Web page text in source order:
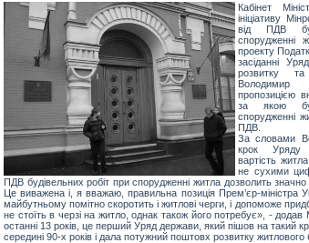
Кабінет
ініціативу
від ПДВ
спорудженні
проекту
засіданні
розвитку та
пропозицією
за якою
спорудженні
ПДВ.
За словами
крок Уряду
вартість
не сухими
ПДВ будівельних робіт при спорудженні житла дозволить значно
Це виважена і, я вважаю, правильна позиція Прем’єр-міністра
майбутньому помітно скоротить і житлові черги, і допоможе
не стоїть в черзі на житло, однак також його потребує», - додав
останні 13 років, це перший Уряд держави, який пішов на такий
середині 90-х років і дала потужний поштовх розвитку житлового